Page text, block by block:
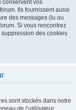
conservent vos
Ils fournissent aussi
des messages (lu ou
Si vous rencontrez
des cookies
sont stockés dans notre
de l’utilisateur